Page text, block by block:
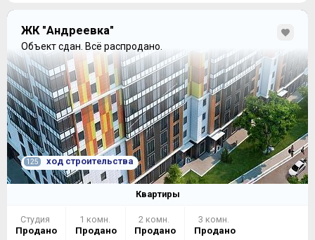
ЖК "Андреевка"
Объект сдан. Всё распродано.
125 ход строительства
Квартиры
Студия
Продано
1 комн.
Продано
2 комн.
Продано
3 комн.
Продано